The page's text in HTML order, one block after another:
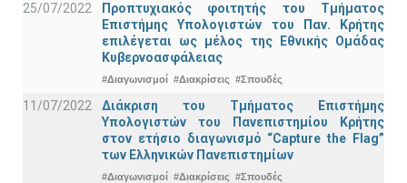
25/07/2022
Προπτυχιακός φοιτητής του Τμήματος
Επιστήμης Υπολογιστών του Παν. Κρήτης
επιλέγεται ως μέλος της Εθνικής Ομάδας
Κυβερνοασφάλειας
#Διαγωνισμοί #Διακρίσεις #Σπουδές
11/07/2022
Διάκριση του Τμήματος Επιστήμης
Υπολογιστών του Πανεπιστημίου Κρήτης
στον ετήσιο διαγωνισμό “Capture the Flag”
των Ελληνικών Πανεπιστημίων
#Διαγωνισμοί #Διακρίσεις #Σπουδές